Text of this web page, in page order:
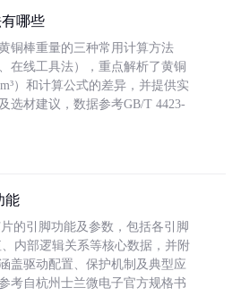
哪些
铜棒重量的三种常用计算方法
在线工具法），重点解析了黄铜
）和计算公式的差异，并提供实
选材建议，数据参考GB/T 4423-
能
的引脚功能及参数，包括各引脚
内部逻辑关系等核心数据，并附
盖驱动配置、保护机制及典型应
考自杭州士兰微电子官方规格书